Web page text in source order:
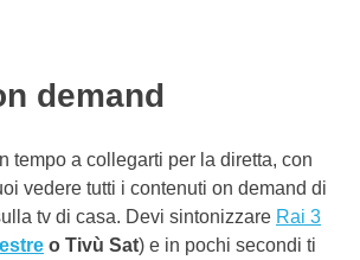
demand
tempo a collegarti per la diretta, con
vedere tutti i contenuti on demand di
tv di casa. Devi sintonizzare Rai 3
o Tivù Sat) e in pochi secondi ti